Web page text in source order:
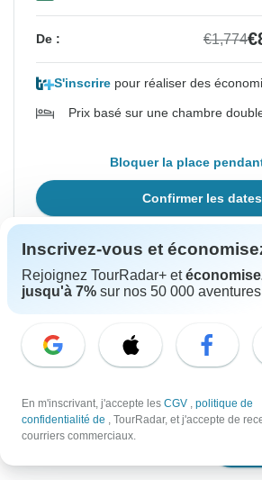
À partir de
De : €1,774
S'inscrire pour réaliser des
Prix basé sur une chambre
Bloquer la place
Confirmer les dates
Confirmation instantanée -40%
5 sept., 2026 13
Départ garanti
Inscrivez-vous et
Rejoignez TourRadar+ et
jusqu'à 7% sur nos 50 000
En m'inscrivant, j'accepte les CGV , politique de
confidentialité de , TourRadar, et j'accepte de
courriers commerciaux.